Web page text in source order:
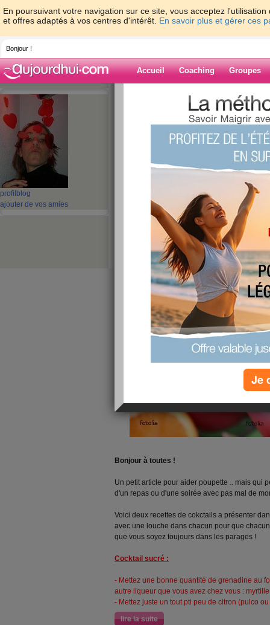
En poursuivant votre navigation sur ce site, vous acceptez
et offres adaptés à vos centres d'intérêt. En savoir plus et gérer ces
Bonjour !
Accueil Coaching Groupes
profil blog
ajouter de vos amies
>
Blog de cilie
21 - 30 31 - 40 41 - 50 51 -
‹ Préc. 41 42 43 44 45
Cocktails pour
publié le 10/01/2008 à 10:05
Bonjour à toutes !
Un petit article pour aider poupette .. mais qui
d'un repas ou d'une soirée avec pas mal de
Voici deux recettes de cokctails a présenter
avec une louche dans chacun pour que
que vous soyez toujours dans les parages !
Cocktail sucré :
- Mettez une bonne quantité de grenadine au
autre liqueur que vous avez chez vous :
- Mettez juste un tout pti peu de citron (pulco
lire la suite
Je